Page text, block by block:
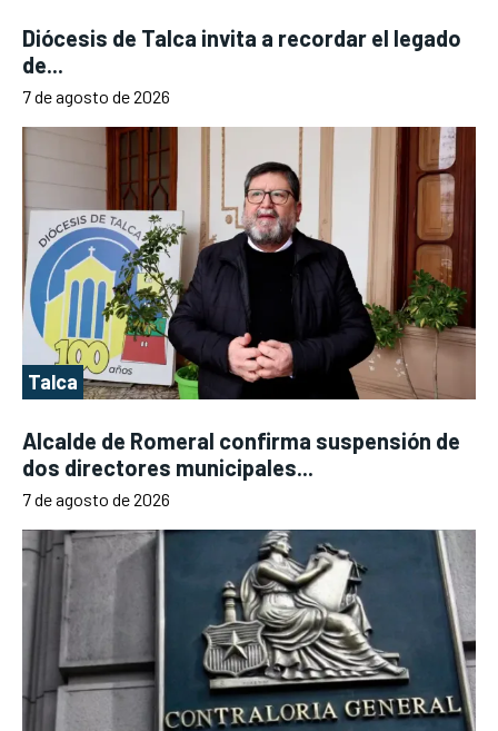
Diócesis de Talca invita a recordar el legado
de...
7 de agosto de 2026
Talca
Alcalde de Romeral confirma suspensión de
dos directores municipales...
7 de agosto de 2026